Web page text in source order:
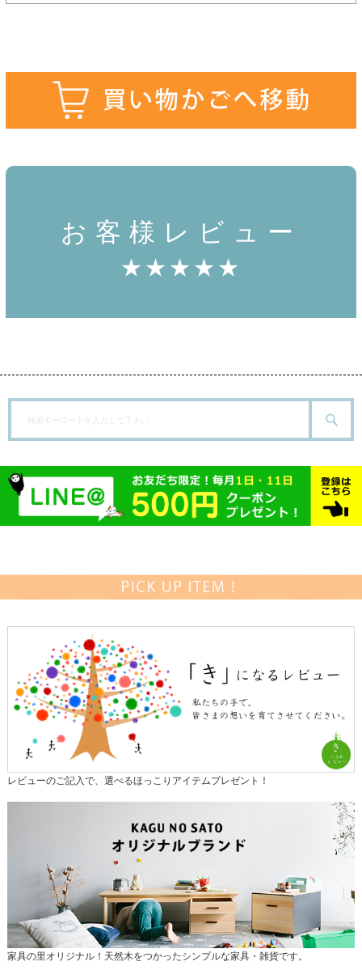
お客様レビュー
★★★★★
レビューのご記入で、選べるほっこりアイテムプレゼント！
家具の里オリジナル！天然木をつかったシンプルな家具・雑貨です。